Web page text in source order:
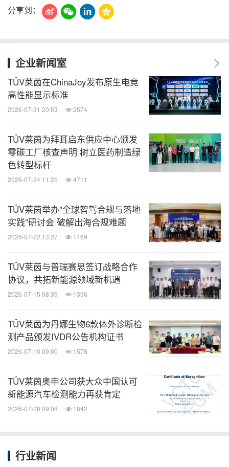
分享到：
企业新闻室
TÜV莱茵在ChinaJoy发布原生电竞
高性能显示标准
2026-07-31 20:53 2574
TÜV莱茵为拜耳启东供应中心颁发
零碳工厂核查声明 树立医药制造绿
色转型标杆
2026-07-24 11:25 4711
TÜV莱茵举办"全球智驾合规与落地
实践"研讨会 破解出海合规难题
2026-07-22 13:27 1469
TÜV莱茵与普瑞赛思签订战略合作
协议，共拓新能源领域新机遇
2026-07-15 08:39 1396
TÜV莱茵为丹娜生物6款体外诊断检
测产品颁发IVDR公告机构证书
2026-07-10 09:00 1578
TÜV莱茵奥申公司获大众中国认可
新能源汽车检测能力再获肯定
2026-07-08 09:08 1842
行业新闻